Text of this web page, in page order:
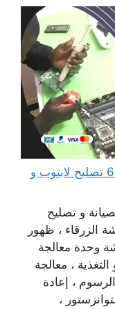
مهندس كمبيوتر النويصيب 65511033 تصليح لابتوب و
و تصليح
الزرقاء ، ظهور
وحدة معالجة
، معالجة
، إعادة
،